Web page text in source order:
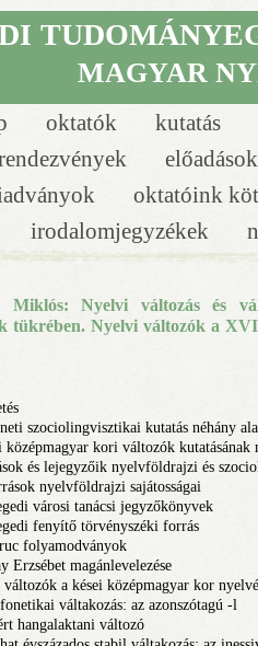
oktatók
kutatás
oktatóink
irodalomjegyzékek
MAGYAR
Miklós: Nyelvi változás és
tükrében. Nyelvi változók a
szociolingvisztikai kutatás néhány
középmagyar kori változók kutatásának
és lejegyzőik nyelvföldrajzi és
nyelvföldrajzi sajátosságai
városi tanácsi jegyzőkönyvek
fenyítő törvényszéki forrás
folyamodványok
Erzsébet magánlevelezése
a kései középmagyar kor
váltakozás: az azonszótagú -l
hangalaktani változó